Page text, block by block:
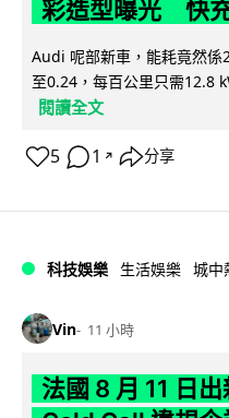
彩造型曝光 快
Audi 呢部新車，能耗竟然
至0.24，每百公里只需12.8
閱讀全文
5 1 ↗ 分享
科技娛樂 生活娛樂 城中
Vin 11 小時
法國 8 月 11 日